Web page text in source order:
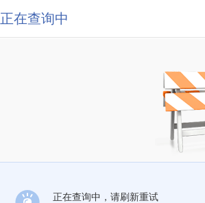
正在查询中
正在查询中，请刷新重试